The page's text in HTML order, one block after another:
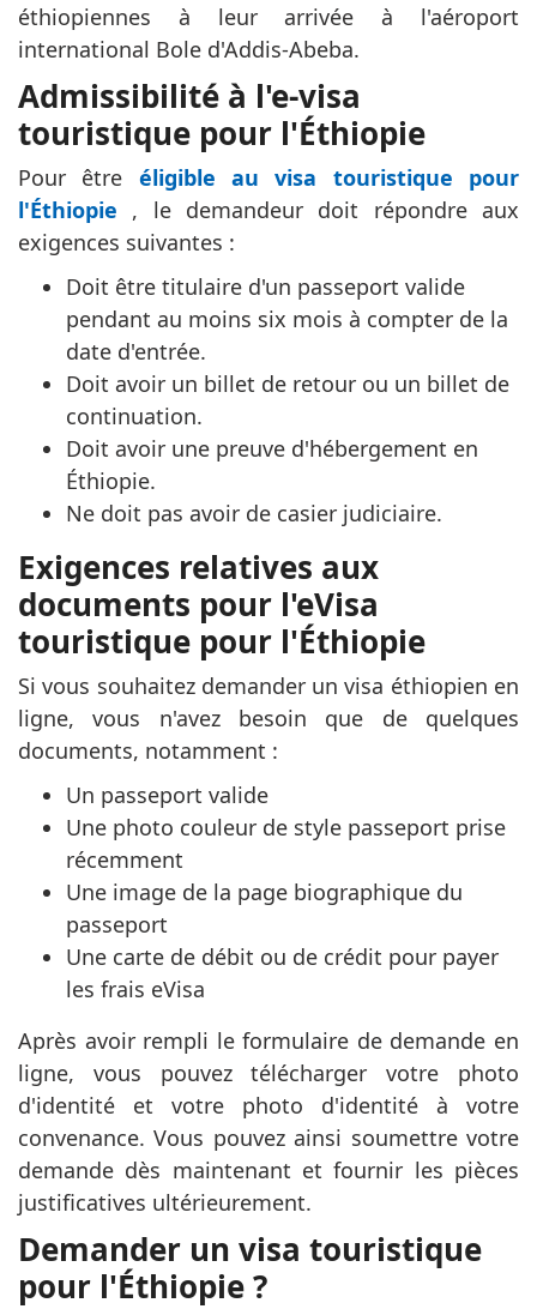
éthiopiennes à leur arrivée à l'aéroport
international Bole d'Addis-Abeba.
Admissibilité à l'e-visa
touristique pour l'Éthiopie
Pour être éligible au visa touristique pour
l'Éthiopie , le demandeur doit répondre aux
exigences suivantes :
Doit être titulaire d'un passeport valide
pendant au moins six mois à compter de la
date d'entrée.
Doit avoir un billet de retour ou un billet de
continuation.
Doit avoir une preuve d'hébergement en
Éthiopie.
Ne doit pas avoir de casier judiciaire.
Exigences relatives aux
documents pour l'eVisa
touristique pour l'Éthiopie
Si vous souhaitez demander un visa éthiopien en
ligne, vous n'avez besoin que de quelques
documents, notamment :
Un passeport valide
Une photo couleur de style passeport prise
récemment
Une image de la page biographique du
passeport
Une carte de débit ou de crédit pour payer
les frais eVisa
Après avoir rempli le formulaire de demande en
ligne, vous pouvez télécharger votre photo
d'identité et votre photo d'identité à votre
convenance. Vous pouvez ainsi soumettre votre
demande dès maintenant et fournir les pièces
justificatives ultérieurement.
Demander un visa touristique
pour l'Éthiopie ?